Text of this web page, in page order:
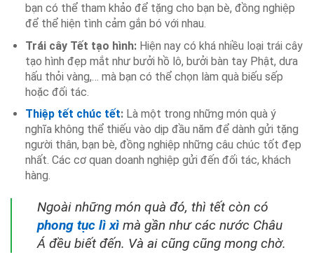
bạn có thể tham khảo để tặng cho bạn bè, đồng nghiệp
để thể hiện tình cảm gắn bó với nhau.
Trái cây Tết tạo hình:Hiện nay có khá nhiều loại trái cây
tạo hình đẹp mắt như bưởi hồ lô, bưởi bàn tay Phật, dưa
hấu thỏi vàng,… mà bạn có thể chọn làm quà biếu sếp
hoặc đối tác.
Thiệp tết chúc tết:Là một trong những món quà ý
nghĩa không thể thiếu vào dịp đầu năm để dành gửi tặng
người thân, bạn bè, đồng nghiệp những câu chúc tốt đẹp
nhất. Các cơ quan doanh nghiệp gửi đến đối tác, khách
hàng.
Ngoài những món quà đó, thì tết còn có
phong tục lì xì mà gần như các nước Châu
Á đều biết đến. Và ai cũng cũng mong chờ.